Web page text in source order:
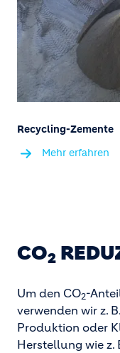
Recycling-Zemente
Mehr erfahren
CO2
Um den CO2-
verwenden wir z.
Produktion oder
Herstellung wie z.